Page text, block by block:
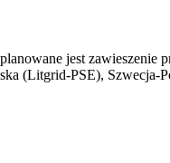
jest zawieszenie
(Litgrid-PSE), Szwecja-